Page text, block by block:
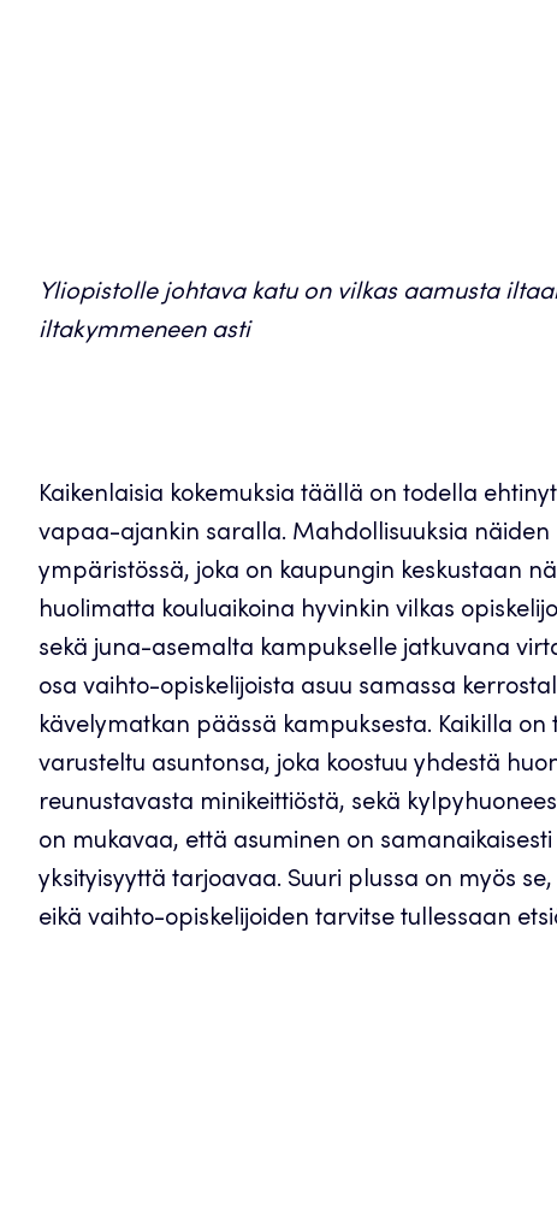
Yliopistolle johtava katu on vilkas aamusta
iltakymmeneen asti
Kaikenlaisia kokemuksia täällä on todella
vapaa-ajankin saralla. Mahdollisuuksia
ympäristössä, joka on kaupungin keskustaan
huolimatta kouluaikoina hyvinkin vilkas
sekä juna-asemalta kampukselle jatkuvana
osa vaihto-opiskelijoista asuu samassa
kävelymatkan päässä kampuksesta. Kaikilla
varusteltu asuntonsa, joka koostuu yhdestä
reunustavasta minikeittiöstä, sekä
on mukavaa, että asuminen on
yksityisyyttä tarjoavaa. Suuri plussa on myös
eikä vaihto-opiskelijoiden tarvitse tullessaan